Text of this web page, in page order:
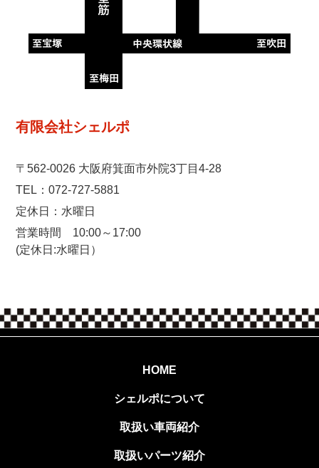
有限会社シェルポ
〒562-0026 大阪府箕面市外院3丁目4-28
TEL： 072-727-5881
定休日：水曜日
営業時間 10:00～17:00
​​​​​​​(定休日:水曜日）
HOME
シェルポについて
取扱い車両紹介
取扱いパーツ紹介